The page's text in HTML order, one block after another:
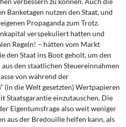
Banketagen nutzen den Staat, und
Propaganda zum Trotz.
verspekuliert hatten und
Regeln! – hätten vom Markt
den Staat ins Boot geholt, um den
den staatlichen Steuereinnahmen
von während der
(in die Welt gesetzten) Wertpapieren
Staatsgarantie einzutauschen. Die
Eigentumsfrage also weit weniger
aus der Bredouille helfen kann, als